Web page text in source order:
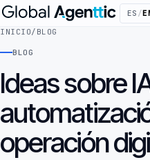
ES /
INICIO/ BLOG
BLOG
Ideas sobre
operación